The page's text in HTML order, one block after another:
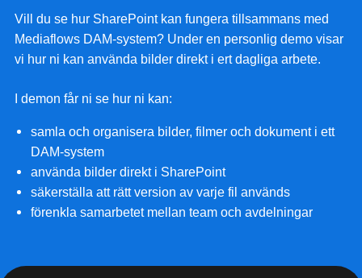
Vill du se hur SharePoint kan fungera tillsammans med
Mediaflows DAM-system? Under en personlig demo visar
vi hur ni kan använda bilder direkt i ert dagliga arbete.
I demon får ni se hur ni kan:
samla och organisera bilder, filmer och dokument i ett
DAM-system
använda bilder direkt i SharePoint
säkerställa att rätt version av varje fil används
förenkla samarbetet mellan team och avdelningar